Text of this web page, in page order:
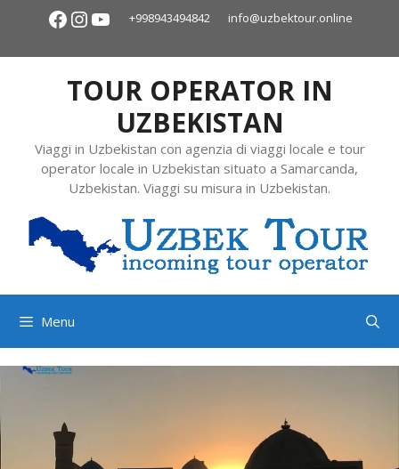
+998943494842 info@uzbektour.online
TOUR OPERATOR IN
UZBEKISTAN
Viaggi in Uzbekistan con agenzia di viaggi locale e tour
operator locale in Uzbekistan situato a Samarcanda,
Uzbekistan. Viaggi su misura in Uzbekistan.
Menu